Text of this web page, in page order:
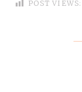
POST VIEWS: